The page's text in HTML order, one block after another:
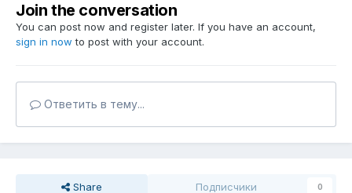
Join the conversation
You can post now and register later. If you have an account,
sign in now to post with your account.
Ответить в тему...
Share Подписчики 0